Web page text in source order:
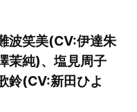
波笑美(CV:伊達朱
茉純)、塩見周子
鈴(CV:新田ひよ